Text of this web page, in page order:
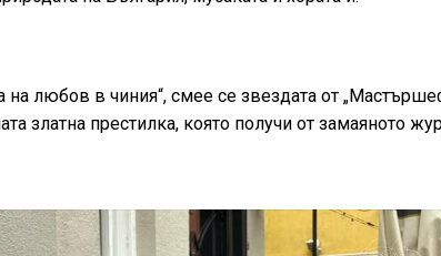
на любов в чиния“, смее се звездата от
златна престилка, която получи от замаяното